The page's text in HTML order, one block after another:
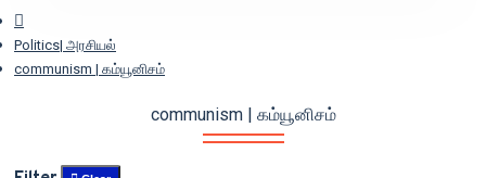
Politics| அரசியல்
communism | கம்யூனிசம்
communism | கம்யூனிசம்